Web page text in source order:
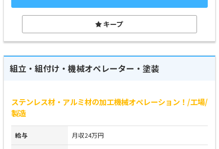
キープ
組立・組付け・機械オペレーター・塗装
ステンレス材・アルミ材の加工機械オペレーション！/工場/
製造
給与 月収24万円